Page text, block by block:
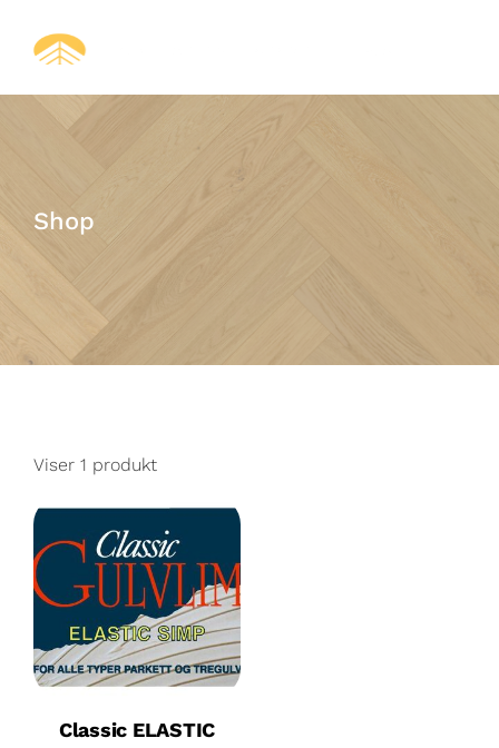
content
Shop
Viser 1 produkt
Classic ELASTIC